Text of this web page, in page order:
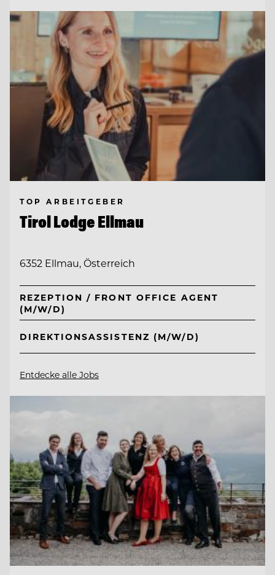
TOP ARBEITGEBER
Tirol Lodge Ellmau
6352 Ellmau, Österreich
REZEPTION / FRONT OFFICE AGENT
(M/W/D)
DIREKTIONSASSISTENZ (M/W/D)
Entdecke alle Jobs